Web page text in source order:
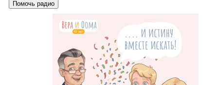
Помочь радио